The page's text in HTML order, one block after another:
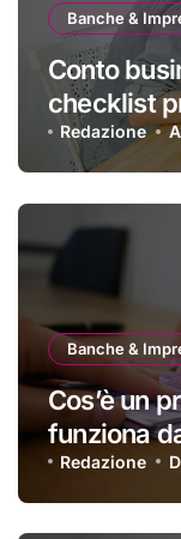
Banche &
Conto
checklist
giusto
Redazione
Banche &
Cos’è un
funziona
Redazione